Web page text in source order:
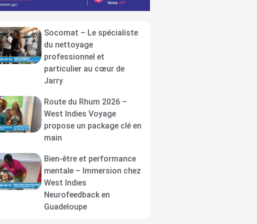
Socomat – Le spécialiste
du nettoyage
professionnel et
particulier au cœur de
Jarry
Route du Rhum 2026 –
West Indies Voyage
propose un package clé en
main
Bien-être et performance
mentale – Immersion chez
West Indies
Neurofeedback en
Guadeloupe